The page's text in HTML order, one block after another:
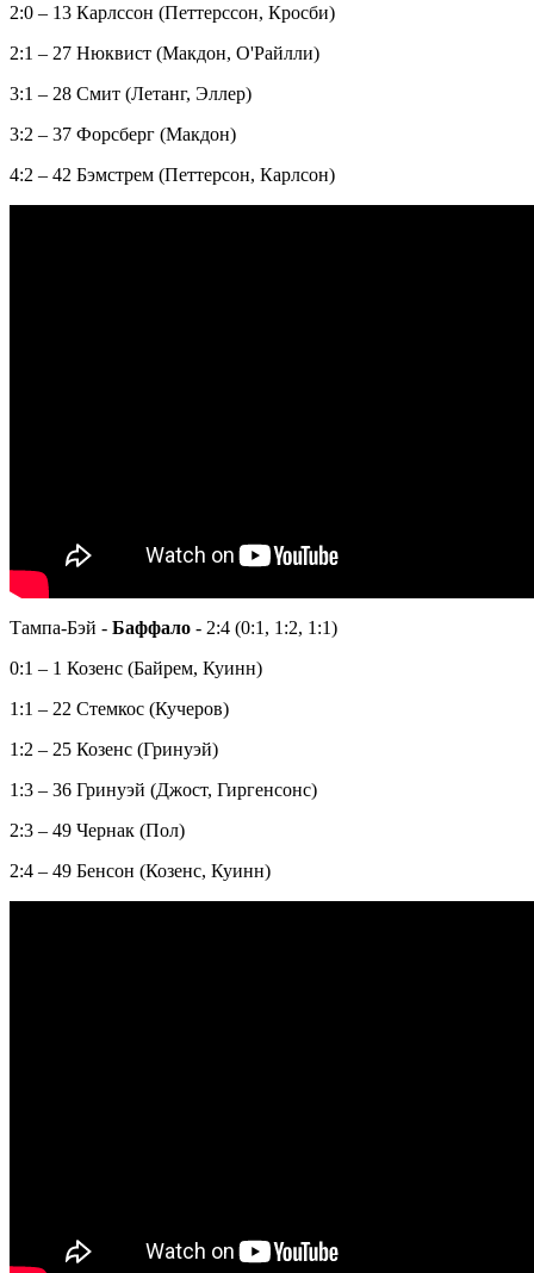
2:0 – 13 Карлссон (Петтерссон, Кросби)
2:1 – 27 Нюквист (Макдон, О'Райлли)
3:1 – 28 Смит (Летанг, Эллер)
3:2 – 37 Форсберг (Макдон)
4:2 – 42 Бэмстрем (Петтерсон, Карлсон)
Тампа-Бэй - Баффало - 2:4 (0:1, 1:2, 1:1)
0:1 – 1 Козенс (Байрем, Куинн)
1:1 – 22 Стемкос (Кучеров)
1:2 – 25 Козенс (Гринуэй)
1:3 – 36 Гринуэй (Джост, Гиргенсонс)
2:3 – 49 Чернак (Пол)
2:4 – 49 Бенсон (Козенс, Куинн)